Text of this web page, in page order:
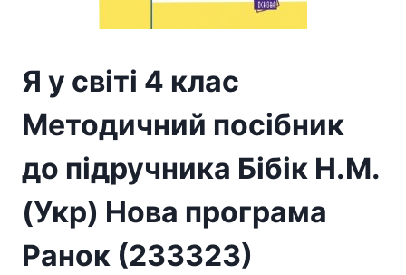
Я у світі 4 клас
Методичний посібник
до підручника Бібік Н.М.
(Укр) Нова програма
Ранок (233323)